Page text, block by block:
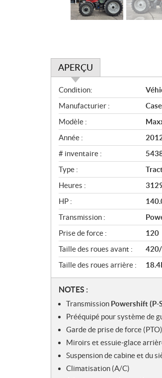
APERÇU
A
p
e
r
ç
u
Condition:
Manufacturier :
Modèle :
Année :
# inventaire :
Type :
Heures :
HP :
Transmission :
Prise de force :
120
Taille des roues avant :
Taille des roues arrière :
N
o
s
NOTES :
Transmission Powershift (P-
Prééquipé pour système de
Garde de prise de force (PTO)
Miroirs et essuie-glace
Suspension de cabine et du
Climatisation (A/C)